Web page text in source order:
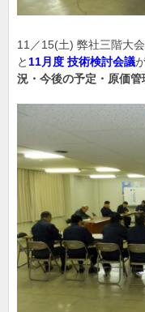
11／15(土) 弊社三階大
と 11月度 技術検討会議
況・今後の予定・原価管